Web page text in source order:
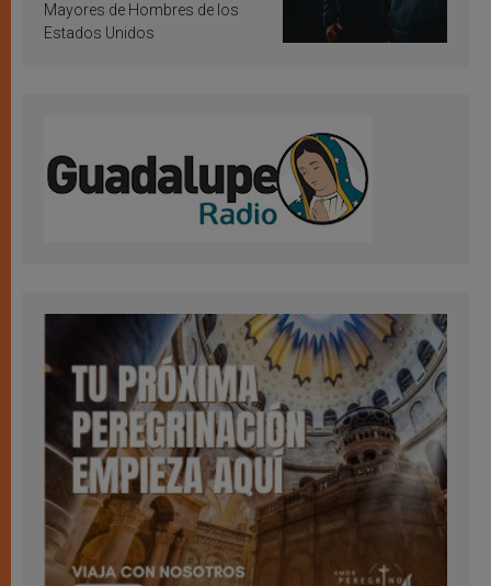
Mayores de Hombres de los
Estados Unidos